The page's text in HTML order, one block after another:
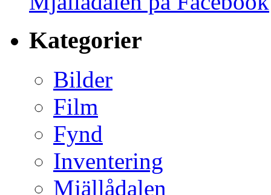
Kategorier
Bilder
Film
Fynd
Inventering
Mjällådalen